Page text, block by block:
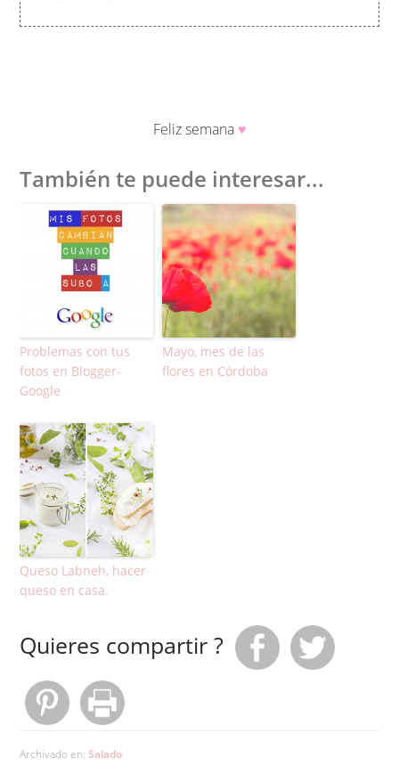
Feliz semana ♥
También te puede interesar...
Problemas con tus
fotos en Blogger-
Google
Mayo, mes de las
flores en Córdoba
Queso Labneh, hacer
queso en casa.
Quieres compartir ?
Archivado en: Salado